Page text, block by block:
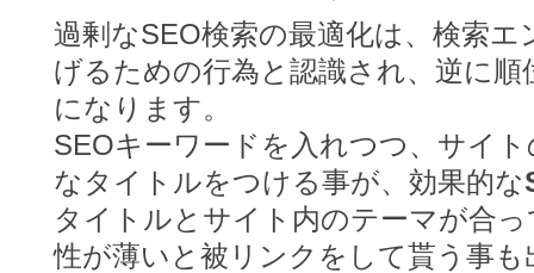
過剰なSEO検索の最適化は、検索
げるための行為と認識され、逆に
になります。
SEOキーワードを入れつつ、サイ
なタイトルをつける事が、効果的な
タイトルとサイト内のテーマが合
性が薄いと被リンクをして貰う事も